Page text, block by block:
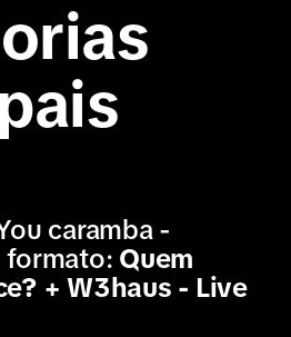
caramba -
formato: Quem
+ W3haus - Live